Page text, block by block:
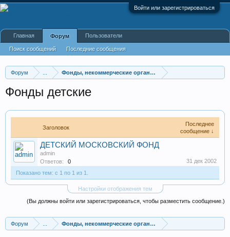
Войти или зарегистрироваться
Форум Фонды, некоммерческие организации
Фонды детские
Заголовок
Последнее
сообщение ↓
ДЕТСКИЙ МОСКОВСКИЙ ФОНД
admin
Ответов:
0
31 дек 2002
Показано тем: с 1 по 1 из 1.
Настройки отображения тем
(Вы должны войти или зарегистрироваться, чтобы разместить сообщение.)
Форум Фонды, некоммерческие организации
Главная Форум
Поиск сообщений Последние сообщения
Пользователи